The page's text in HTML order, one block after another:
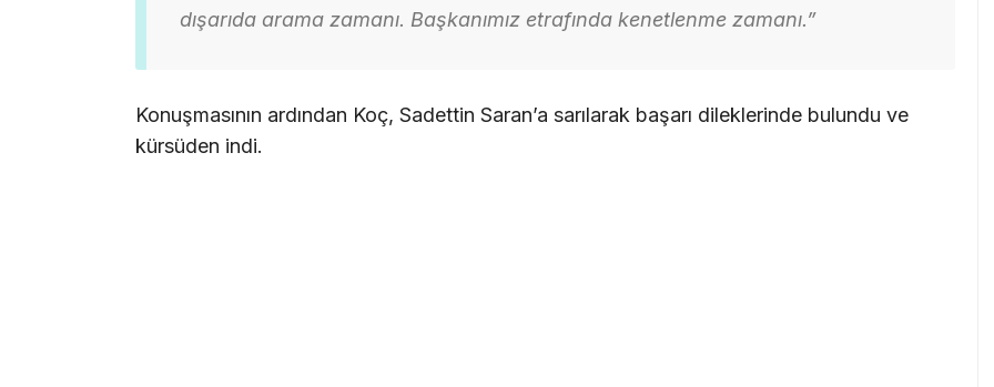
dışarıda arama zamanı. Başkanımız etrafında kenetlenme zamanı.”
Konuşmasının ardından Koç, Sadettin Saran’a sarılarak başarı dileklerinde bulundu ve
kürsüden indi.